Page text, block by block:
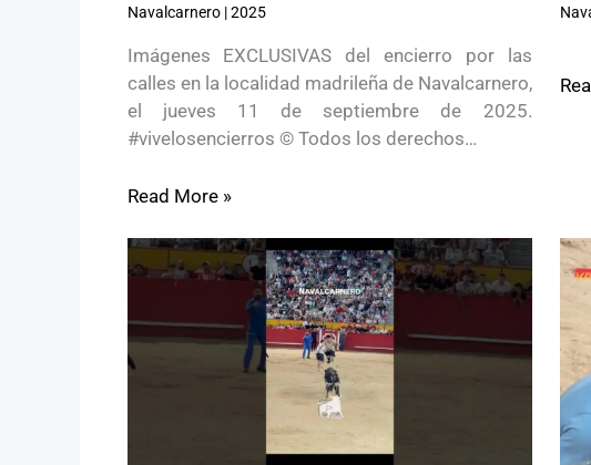
Navalcarnero|2025
Imágenes EXCLUSIVAS del encierro por las
calles en la localidad madrileña de Navalcarnero,
el jueves 11 de septiembre de 2025.
#vivelosencierros © Todos los derechos…
Read More »